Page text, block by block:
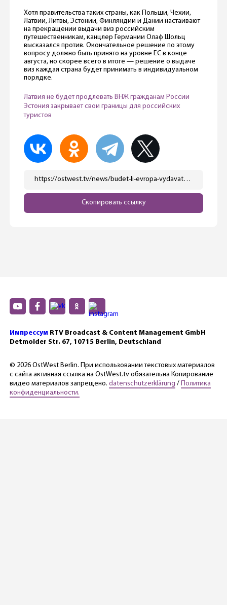
Хотя правительства таких страны, как Польши, Чехии,
Латвии, Литвы, Эстонии, Финляндии и Дании настаивают
на прекращении выдачи виз российским
путешественникам, канцлер Германии Олаф Шольц
высказался против. Окончательное решение по этому
вопросу должно быть принято на уровне ЕС в конце
августа, но скорее всего в итоге — решение о выдаче
виз каждая страна будет принимать в индивидуальном
порядке.
Латвия не будет продлевать ВНЖ гражданам России
Эстония закрывает свои границы для российских
туристов
https://ostwest.tv/news/budet-li-evropa-vydavat-shengenskie-vizy-rossiyanam/
Скопировать ссылку
Импрессум RTV Broadcast & Content Management GmbH
Detmolder Str. 67, 10715 Berlin, Deutschland
© 2026 OstWest Berlin. При использовании текстовых материалов
с сайта активная ссылка на OstWest.tv обязательна Копирование
видео материалов запрещено. datenschutzerklärung / Политика
конфиденциальности.